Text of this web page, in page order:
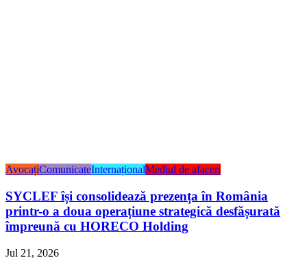
AvocațiComunicateInternaționalMediul de afaceri
SYCLEF își consolidează prezența în România
printr-o a doua operațiune strategică desfășurată
împreună cu HORECO Holding
Jul 21, 2026